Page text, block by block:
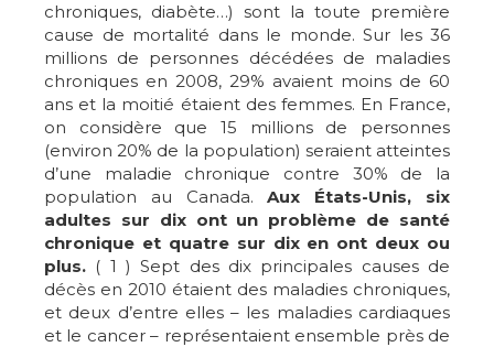
chroniques, diabète…) sont la toute première
cause de mortalité dans le monde. Sur les 36
millions de personnes décédées de maladies
chroniques en 2008, 29% avaient moins de 60
ans et la moitié étaient des femmes. En France,
on considère que 15 millions de personnes
(environ 20% de la population) seraient atteintes
d’une maladie chronique contre 30% de la
population au Canada.Aux États-Unis, six
adultes sur dix ont un problème de santé
chronique et quatre sur dix en ont deux ou
plus. ( 1 ) Sept des dix principales causes de
décès en 2010 étaient des maladies chroniques,
et deux d’entre elles – les maladies cardiaques
et le cancer – représentaient ensemble près de